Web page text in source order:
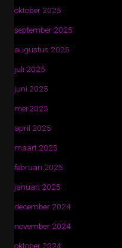
oktober 2025
september 2025
augustus 2025
juli 2025
juni 2025
mei 2025
april 2025
maart 2025
februari 2025
januari 2025
december 2024
november 2024
oktober 2024